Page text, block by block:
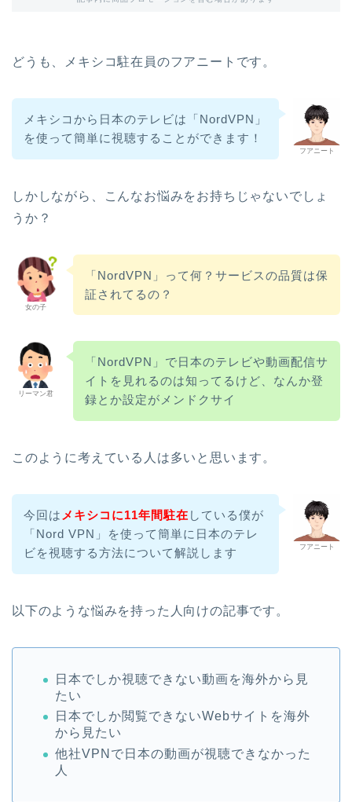
どうも、メキシコ駐在員のフアニートです。
フアニート
メキシコから日本のテレビは「NordVPN」
を使って簡単に視聴することができます！
しかしながら、こんなお悩みをお持ちじゃないでしょ
うか？
女の子
「NordVPN」って何？サービスの品質は保
証されてるの？
リーマン君
「NordVPN」で日本のテレビや動画配信サ
イトを見れるのは知ってるけど、なんか登
録とか設定がメンドクサイ
このように考えている人は多いと思います。
フアニート
今回は メキシコに11年間駐在 している僕が
「Nord VPN」を使って簡単に日本のテレ
ビを視聴する方法について解説します
以下のような悩みを持った人向けの記事です。
日本でしか視聴できない動画を海外から見
たい
日本でしか閲覧できないWebサイトを海外
から見たい
他社VPNで日本の動画が視聴できなかった
人